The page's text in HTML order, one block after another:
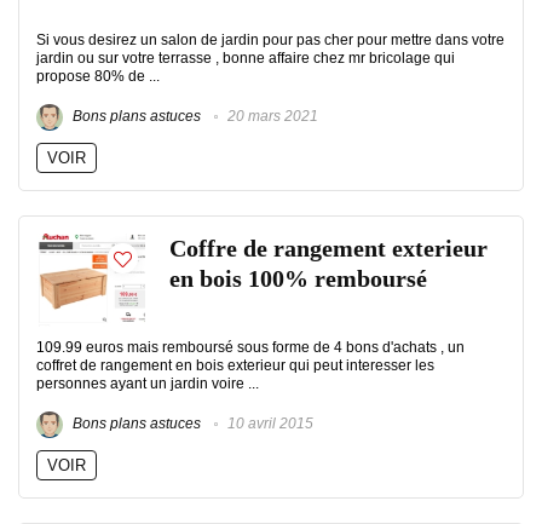
Si vous desirez un salon de jardin pour pas cher pour mettre dans votre
jardin ou sur votre terrasse , bonne affaire chez mr bricolage qui
propose 80% de ...
Bons plans astuces 20 mars 2021
VOIR
Coffre de rangement exterieur
en bois 100% remboursé
109.99 euros mais remboursé sous forme de 4 bons d'achats , un
coffret de rangement en bois exterieur qui peut interesser les
personnes ayant un jardin voire ...
Bons plans astuces 10 avril 2015
VOIR